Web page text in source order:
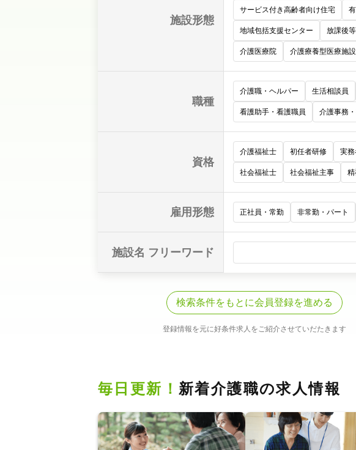
施設形態
サービス付き高齢者向け住宅
地域包括支援センター 放課後
介護医療院 介護療養型医療施設
職種
介護職・ヘルパー 生活相談員
看護助手・看護職員 介護事務
資格
介護福祉士 初任者研修 実
社会福祉士 社会福祉主事
雇用形態 正社員・常勤 非常勤・パート
施設名 フリーワード
検索条件をもとに会員登録を進める
登録情報を元に好条件求人をご紹介させていだたきます
毎日更新！ 新着介護職の求人情報